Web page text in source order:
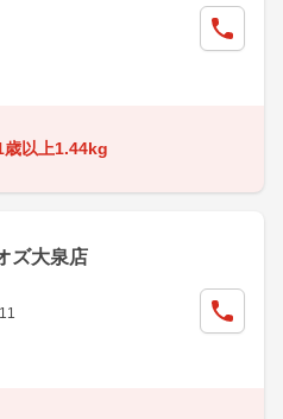
歳以上1.44kg
ズ大泉店